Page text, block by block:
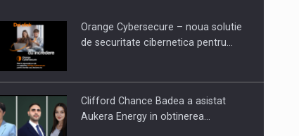
Orange Cybersecure – noua solutie
de securitate cibernetica pentru…
Clifford Chance Badea a asistat
Aukera Energy in obtinerea…